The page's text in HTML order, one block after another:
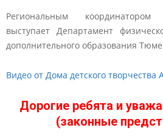
Региональным
выступает Департамент
дополнительного образования
Видео от Дома детского
Дорогие ребята и
(законные